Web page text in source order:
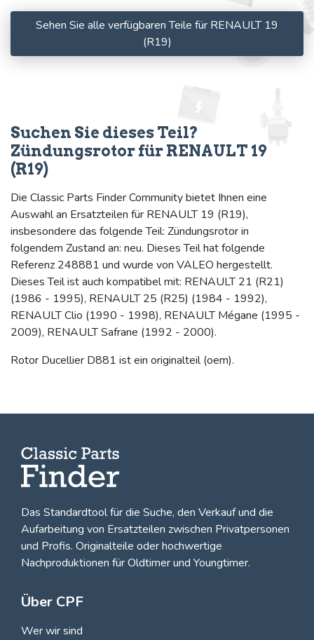
Sehen Sie alle verfügbaren Teile für RENAULT 19
(R19)
Suchen Sie dieses Teil?
Zündungsrotor für RENAULT 19
(R19)
Die Classic Parts Finder Community bietet Ihnen eine
Auswahl an Ersatzteilen für RENAULT 19 (R19),
insbesondere das folgende Teil: Zündungsrotor in
folgendem Zustand an: neu. Dieses Teil hat folgende
Referenz 248881 und wurde von VALEO hergestellt.
Dieses Teil ist auch kompatibel mit: RENAULT 21 (R21)
(1986 - 1995), RENAULT 25 (R25) (1984 - 1992),
RENAULT Clio (1990 - 1998), RENAULT Mégane (1995 -
2009), RENAULT Safrane (1992 - 2000).
Rotor Ducellier D881 ist ein originalteil (oem).
Das Standardtool für die Suche, den Verkauf und die
Aufarbeitung von Ersatzteilen zwischen Privatpersonen
und Profis. Originalteile oder hochwertige
Nachproduktionen für Oldtimer und Youngtimer.
Über CPF
Wer wir sind